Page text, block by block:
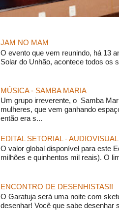
JAM NO MAM
O evento que vem reunindo, há 13
Solar do Unhão, acontece todos os
MÚSICA - SAMBA MARIA
Um grupo irreverente, o Samba
mulheres, que vem ganhando
então era s...
EDITAL SETORIAL - AUDIOVISUAL
O valor global disponível para este
milhões e quinhentos mil reais). O
ENCONTRO DE DESENHISTAS!!
O Garatuja será uma noite com
desenhar! Você que sabe desenhar